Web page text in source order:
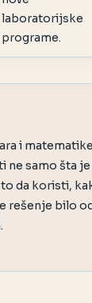
laboratorijske
programe.
i
ne samo šta
da koristi,
rešenje bilo